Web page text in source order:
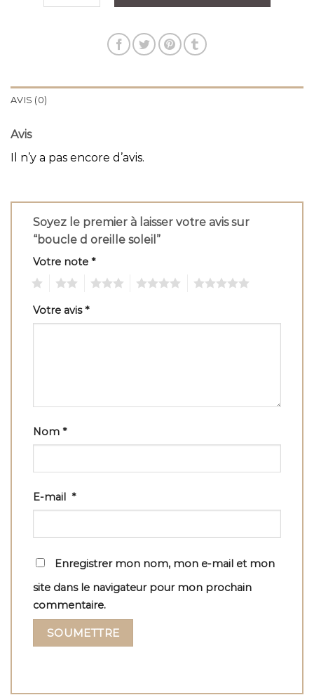
AVIS (0)
Avis
Il n’y a pas encore d’avis.
Soyez le premier à laisser votre avis sur
“boucle d oreille soleil”
Votre note *
Votre avis*
Nom *
E-mail *
Enregistrer mon nom, mon e-mail et mon
site dans le navigateur pour mon prochain
commentaire.